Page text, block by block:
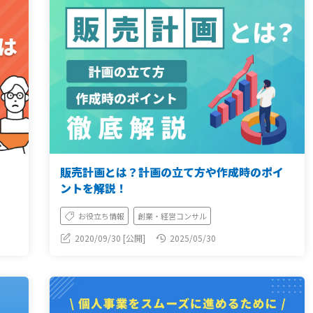
販売計画とは？計画の立て方や作成時のポイ
ントを解説！
お役立ち情報 創業・経営コンサル
2020/09/30 [公開] 2025/05/30